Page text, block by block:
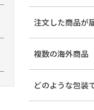
注文した商品が
複数の海外商品
どのような包装